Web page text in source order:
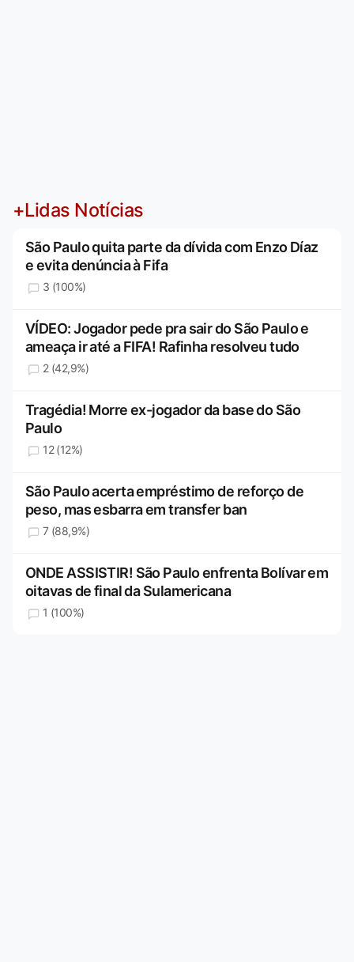
+Lidas Notícias
São Paulo quita parte da dívida com Enzo Díaz
e evita denúncia à Fifa
3 (100%)
VÍDEO: Jogador pede pra sair do São Paulo e
ameaça ir até a FIFA! Rafinha resolveu tudo
2 (42,9%)
Tragédia! Morre ex-jogador da base do São
Paulo
12 (12%)
São Paulo acerta empréstimo de reforço de
peso, mas esbarra em transfer ban
7 (88,9%)
ONDE ASSISTIR! São Paulo enfrenta Bolívar em
oitavas de final da Sulamericana
1 (100%)